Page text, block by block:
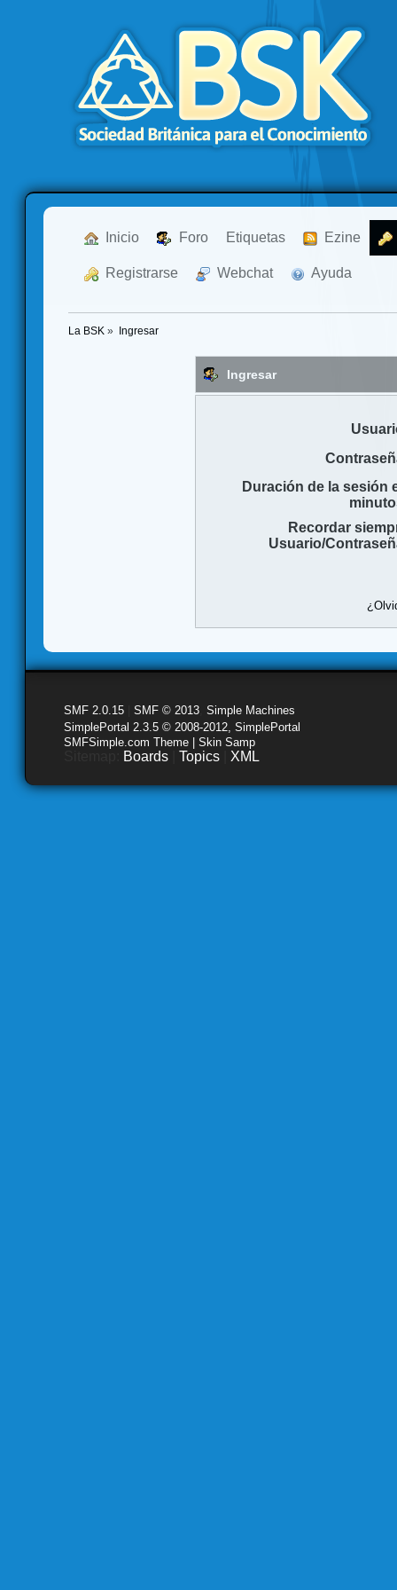
Inicio Foro Etiquetas Ezine
Registrarse Webchat Ayuda
La BSK » Ingresar
Ingresar
Duración de la sesión
Recordar
Usuario/
SMF 2.0.15 SMF © 2013 Simple Machines
SimplePortal 2.3.5 © 2008-2012, SimplePortal
SMFSimple.com Theme | Skin Samp
Boards Topics XML